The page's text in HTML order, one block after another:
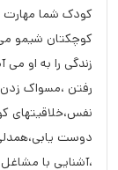
کودک شما مهارت
کوچکتان شیمو
زندگی را به او
رفتن ،مسواک
نفس،خلاقیتهای
دوست
،آشنایی با